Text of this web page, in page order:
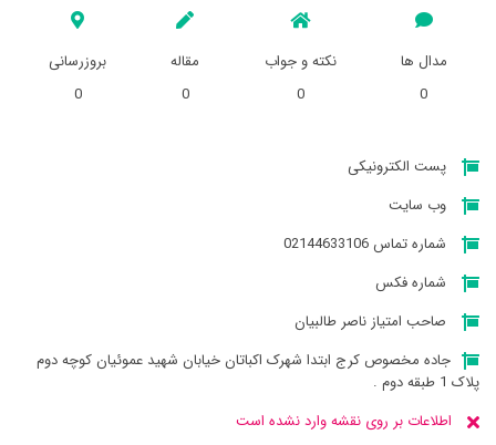
مدال ها
0
نکته و جواب
0
مقاله
0
بروزرسانی
0
پست الکترونیکی
وب سایت
شماره تماس 02144633106
شماره فکس
صاحب امتیاز ناصر طالبيان
جاده مخصوص کرج ابتدا شهرک اکباتان خیابان شهید عموئیان کوچه دوم
پلاک 1 طبقه دوم .
اطلاعات بر روی نقشه وارد نشده است